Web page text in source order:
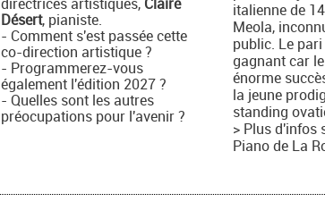
Désert, pianiste.
- Comment s'est passée cette
co-direction artistique ?
- Programmerez-vous
également l'édition 2027 ?
- Quelles sont les autres
préocupations pour l'avenir ?
italienne de
Meola,
public. Le
gagnant car
énorme
la jeune
standing
> Plus d'infos
Piano de La